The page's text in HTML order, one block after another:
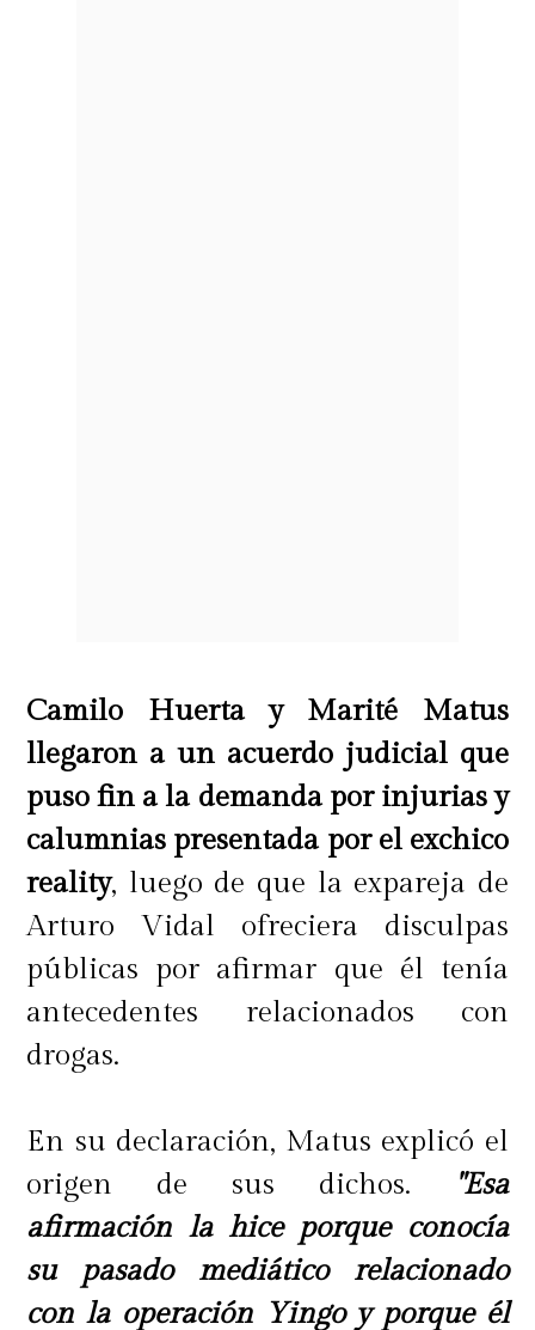
Camilo Huerta y Marité Matus
llegaron a un acuerdo judicial que
puso fin a la demanda por injurias y
calumnias presentada por el exchico
reality, luego de que la expareja de
Arturo Vidal ofreciera disculpas
públicas por afirmar que él tenía
antecedentes relacionados con
drogas.
En su declaración, Matus explicó el
origen de sus dichos. "Esa
afirmación la hice porque conocía
su pasado mediático relacionado
con la operación Yingo y porque él